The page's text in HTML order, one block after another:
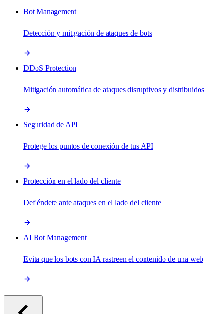
Bot Management
Detección y mitigación de ataques de bots
DDoS Protection
Mitigación automática de ataques disruptivos y distribuidos
Seguridad de API
Protege los puntos de conexión de tus API
Protección en el lado del cliente
Defiéndete ante ataques en el lado del cliente
AI Bot Management
Evita que los bots con IA rastreen el contenido de una web